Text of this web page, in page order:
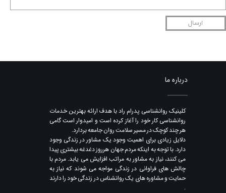
ارسال
درباره ما
​کلینیک روانشناسی پدرام راد با هدف ارائه بهترین خدمات
روانشناسی کار خود را آغاز کرده است و امیدوار است گامی
هر چند کوچک در مسیر سلامت روان جامعه بردارد.
دلایل زیادی برای اهمیت وجود یک مشاور در زندگی وجود
دارد. با توجه به اینکه مردم جهان هرروز دغدغه بیشتری پیدا
می کنند​​​​​​​، نیاز به مشاور به مراتب افزایش می یابد. مردم با
چالش های فراوانی در زندگی مواجه می شوند که نیاز به
حمایت و مشاوره های یک روانشناس در زندگی خود را دارند​​​​​​​
.